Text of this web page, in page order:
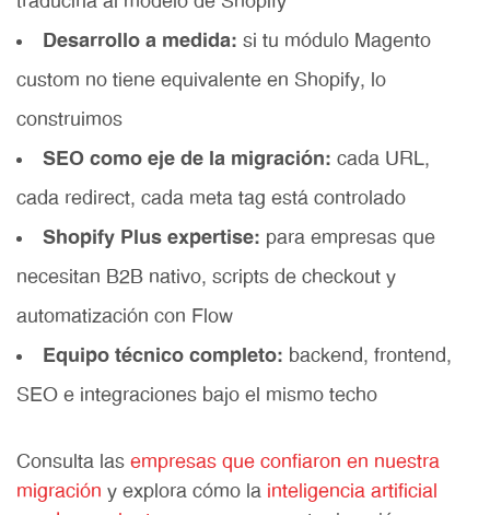
Desarrollo a medida: si tu módulo Magento
custom no tiene equivalente en Shopify, lo
construimos
SEO como eje de la migración: cada URL,
cada redirect, cada meta tag está controlado
Shopify Plus expertise: para empresas que
necesitan B2B nativo, scripts de checkout y
automatización con Flow
Equipo técnico completo: backend, frontend,
SEO e integraciones bajo el mismo techo
Consulta las empresas que confiaron en nuestra
migración y explora cómo la inteligencia artificial